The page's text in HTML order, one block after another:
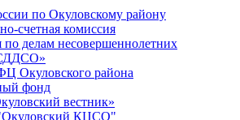
по Окуловскому району
счетная комиссия
по делам несовершеннолетних
Окуловского района
фонд
вестник»
КЦСО"